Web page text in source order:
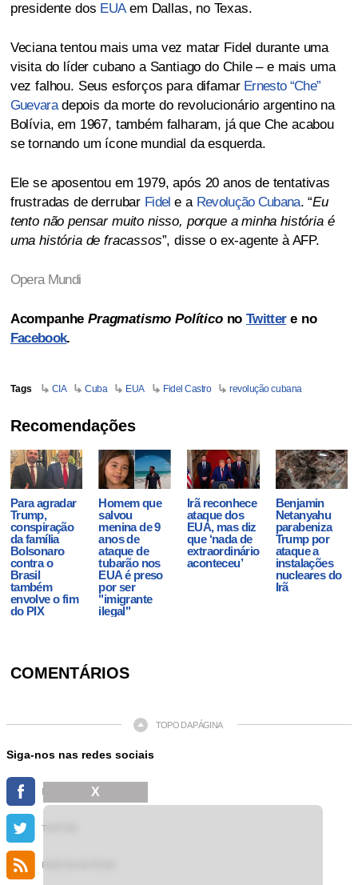
presidente dos EUAem Dallas, no Texas.
Veciana tentou mais uma vez matar Fidel durante uma
visita do líder cubano a Santiago do Chile – e mais uma
vez falhou. Seus esforços para difamar Ernesto “Che”
Guevaradepois da morte do revolucionário argentino na
Bolívia, em 1967, também falharam, já que Che acabou
se tornando um ícone mundial da esquerda.
Ele se aposentou em 1979, após 20 anos de tentativas
frustradas de derrubar Fidel e a Revolução Cubana. “Eu
tento não pensar muito nisso, porque a minha história é
uma história de fracassos”, disse o ex-agente à AFP.
Opera Mundi
AcompanhePragmatismo PolíticonoTwittere no
Facebook.
Tags CIA Cuba EUA Fidel Castro revolução cubana
Recomendações
Para agradar
Trump,
conspiração
da família
Bolsonaro
contra o
Brasil
também
envolve o fim
do PIX
Homem que
salvou
menina de 9
anos de
ataque de
tubarão nos
EUA é preso
por ser
"imigrante
ilegal"
Irã reconhece
ataque dos
EUA, mas diz
que ‘nada de
extraordinário
aconteceu’
Benjamin
Netanyahu
parabeniza
Trump por
ataque a
instalações
nucleares do
Irã
COMENTÁRIOS
TOPO DA PÁGINA
Siga-nos nas redes sociais
TWITTER
FEED DE NOTÍCIAS
X